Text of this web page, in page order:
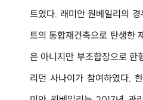
트였다. 래미안 원베일리의
트의 통합재건축으로 탄생한
은 아니지만 부조합장으로 한
리던 사나이가 참여하였다.